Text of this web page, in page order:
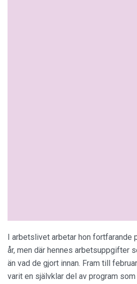
I arbetslivet arbetar hon fortfarande
år, men där hennes arbetsuppgifter
än vad de gjort innan. Fram till
varit en självklar del av program